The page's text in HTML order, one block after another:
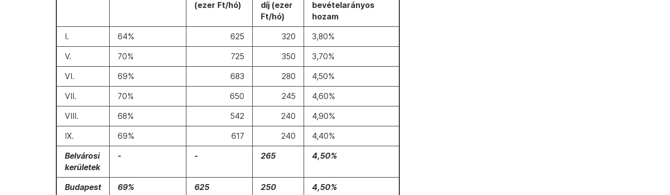
(ezer Ft/hó)
díj (ezer
Ft/hó)
bevételarányos
hozam
I. 64% 625 320 3,80%
V. 70% 725 350 3,70%
VI. 69% 683 280 4,50%
VII. 70% 650 245 4,60%
VIII. 68% 542 240 4,90%
IX. 69% 617 240 4,40%
Belvárosi
kerületek
- - 265 4,50%
Budapest 69% 625 250 4,50%